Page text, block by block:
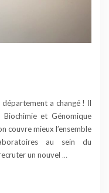
département a changé ! Il
et Génomique
couvre mieux l’ensemble
au sein du
un nouvel …